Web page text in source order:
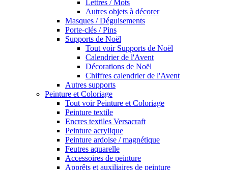
Lettres / Mots
Autres objets à décorer
Masques / Déguisements
Porte-clés / Pins
Supports de Noël
Tout voir Supports de Noël
Calendrier de l'Avent
Décorations de Noël
Chiffres calendrier de l'Avent
Autres supports
Peinture et Coloriage
Tout voir Peinture et Coloriage
Peinture textile
Encres textiles Versacraft
Peinture acrylique
Peinture ardoise / magnétique
Feutres aquarelle
Accessoires de peinture
Apprêts et auxiliaires de peinture